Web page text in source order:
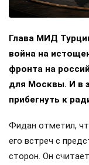
Глава МИД
война на
фронта на
для Москвы. И в
прибегнуть к
Фидан отметил,
его встреч с
сторон. Он